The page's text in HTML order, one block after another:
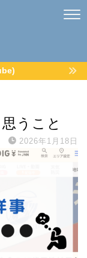
うこと
2026年1月18日